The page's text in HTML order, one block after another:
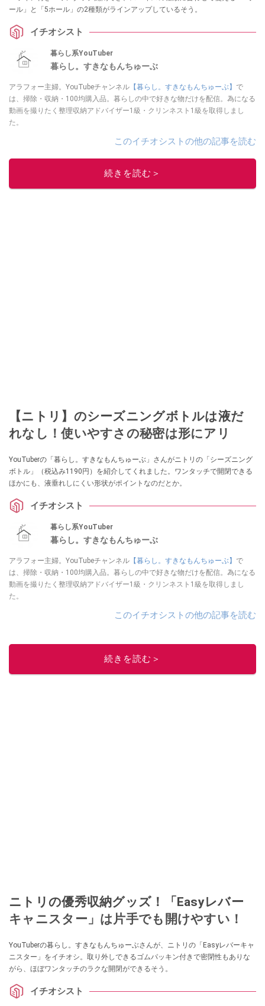
ール」と「5ホール」の2種類がラインアップしているそう。
イチオシスト
暮らし系YouTuber
暮らし。すきなもんちゅーぶ
アラフォー主婦。YouTubeチャンネル 【暮らし。すきなもんちゅーぶ】 で
は、掃除・収納・100均購入品。暮らしの中で好きな物だけを配信。為になる
動画を撮りたく整理収納アドバイザー1級・クリンネスト1級を取得しまし
た。
このイチオシストの他の記事を読む
続きを読む＞
【ニトリ】のシーズニングボトルは液だ
れなし！使いやすさの秘密は形にアリ
YouTuberの「暮らし。すきなもんちゅーぶ」さんがニトリの「シーズニング
ボトル」（税込み1190円）を紹介してくれました。ワンタッチで開閉できる
ほかにも、液垂れしにくい形状がポイントなのだとか。
イチオシスト
暮らし系YouTuber
暮らし。すきなもんちゅーぶ
アラフォー主婦。YouTubeチャンネル 【暮らし。すきなもんちゅーぶ】 で
は、掃除・収納・100均購入品。暮らしの中で好きな物だけを配信。為になる
動画を撮りたく整理収納アドバイザー1級・クリンネスト1級を取得しまし
た。
このイチオシストの他の記事を読む
続きを読む＞
ニトリの優秀収納グッズ！「Easyレバー
キャニスター」は片手でも開けやすい！
YouTuberの暮らし。すきなもんちゅーぶさんが、ニトリの「Easyレバーキャ
ニスター」をイチオシ。取り外しできるゴムパッキン付きで密閉性もありな
がら、ほぼワンタッチのラクな開閉ができるそう。
イチオシスト